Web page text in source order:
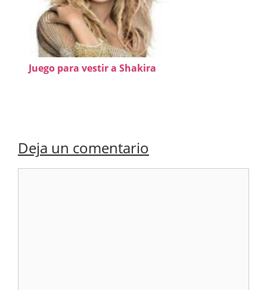
Juego para vestir a Shakira
Deja un comentario